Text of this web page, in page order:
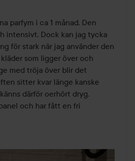
parfym i ca 1 månad. Den
intensivt. Dock kan jag tycka
för stark när jag använder den
som ligger över och
med tröja över blir det
sitter kvar länge kanske
därför oerhört dryg.
och har fått en fri